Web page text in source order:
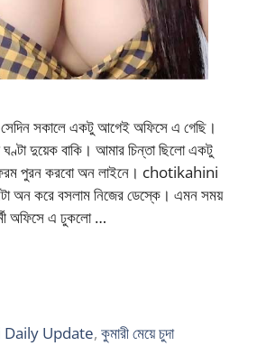
সেদিন সকালে একটু আগেই অফিসে এ গেছি।
দুয়েক বাকি। আমার চিন্তা ছিলো একটু
ফরম পুরন করবো অন লাইনে। chotikahini
অন করে বসলাম নিজের ডেস্কে। এমন সময়
অফিসে এ ঢুকলো …
Daily Update,কুমারী মেয়ে চুদা